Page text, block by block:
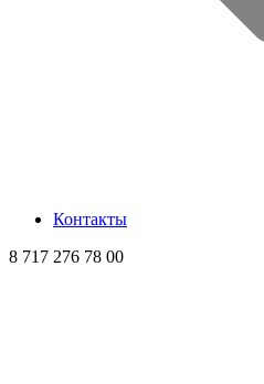
Контакты
8 717 276 78 00